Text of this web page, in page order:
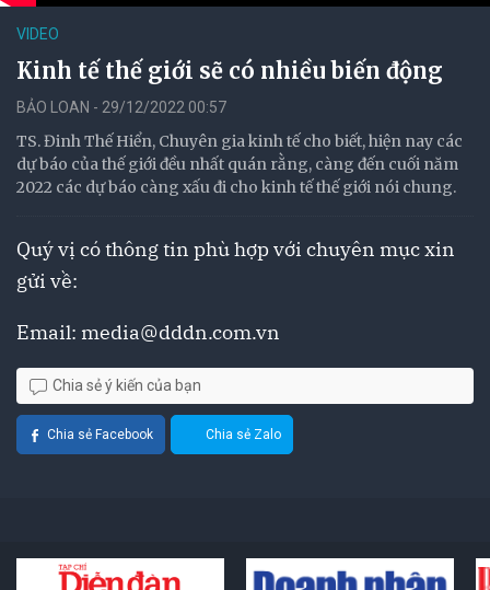
VIDEO
Kinh tế thế giới sẽ có nhiều biến động
BẢO LOAN - 29/12/2022 00:57
TS. Đinh Thế Hiển, Chuyên gia kinh tế cho biết, hiện nay các
dự báo của thế giới đều nhất quán rằng, càng đến cuối năm
2022 các dự báo càng xấu đi cho kinh tế thế giới nói chung.
Quý vị có thông tin phù hợp với chuyên mục xin
gửi về:
Email: media@dddn.com.vn
Chia sẻ ý kiến của bạn
Chia sẻ Facebook Chia sẻ Zalo